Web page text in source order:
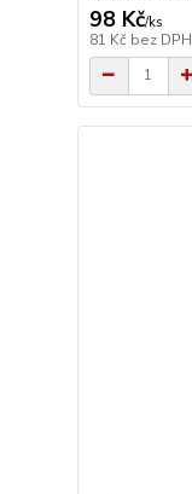
98 Kč/ks
81 Kč bez DPH